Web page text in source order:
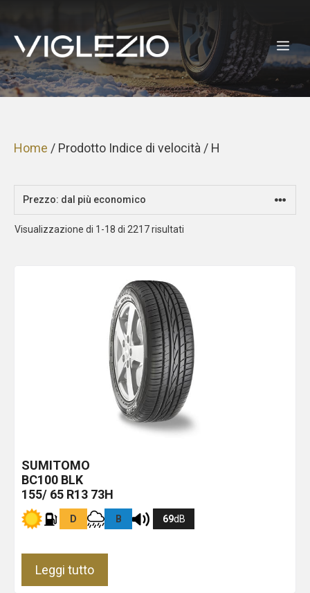
contenuto
Home / Prodotto Indice di velocità / H
Visualizzazione di 1-18 di 2217 risultati
SUMITOMO
BC100 BLK
155/ 65 R13 73H
D B 69dB
Leggi tutto